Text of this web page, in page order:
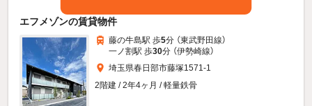
エフメゾンの賃貸物件
藤の牛島駅 歩5分 （東武野田線）
一ノ割駅 歩30分 （伊勢崎線）
埼玉県春日部市藤塚1571-1
2階建 / 2年4ヶ月 / 軽量鉄骨